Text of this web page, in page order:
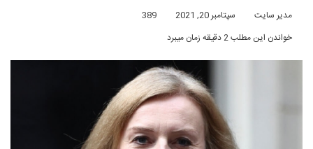
مدیر سایت سپتامبر 20, 2021
389
خواندن این مطلب 2 دقیقه زمان میبرد